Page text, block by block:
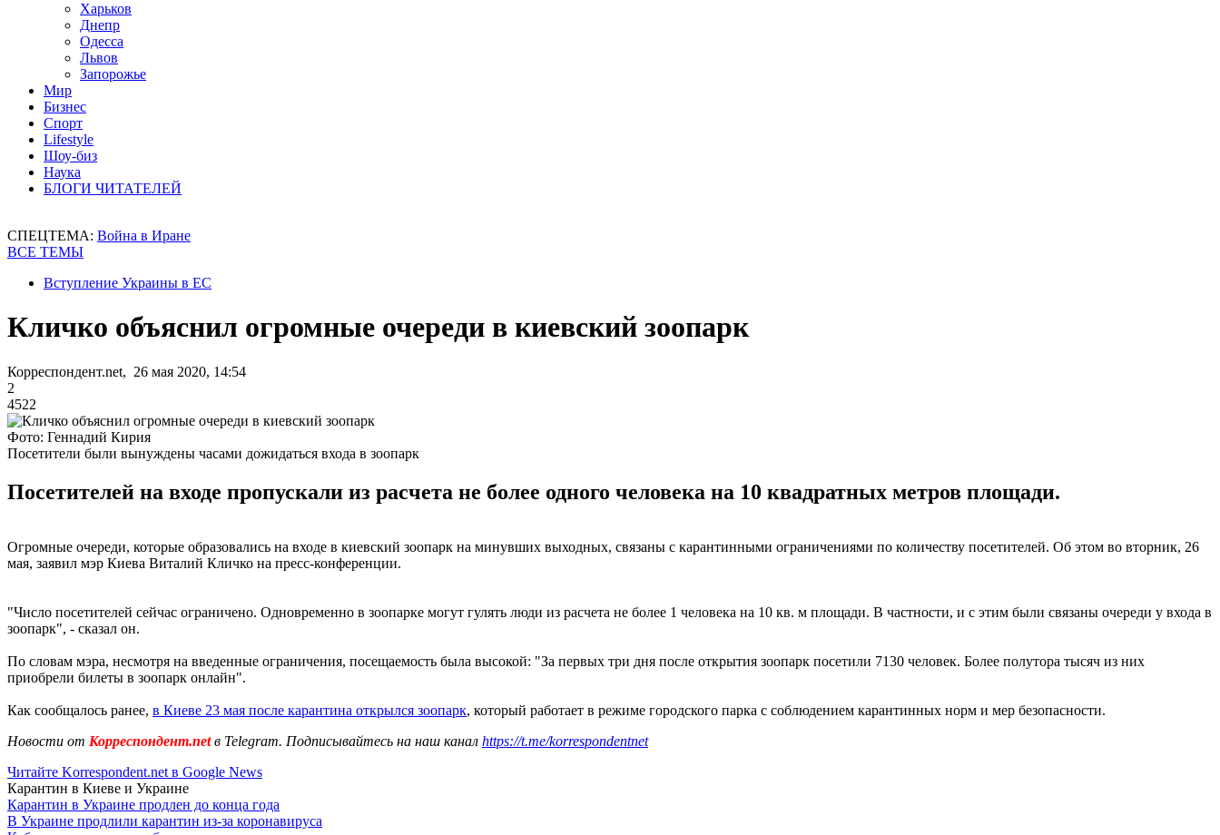
Харьков
Днепр
Одесса
Львов
Запорожье
Мир
Бизнес
Спорт
Lifestyle
Шоу-биз
Наука
БЛОГИ ЧИТАТЕЛЕЙ
СПЕЦТЕМА: Война в Иране
ВСЕ ТЕМЫ
Вступление Украины в ЕС
Кличко объяснил огромные очереди в киевский зоопарк
Корреспондент.net, 26 мая 2020, 14:54
2
4522
Фото: Геннадий Кирия
Посетители были вынуждены часами дожидаться входа в зоопарк
Посетителей на входе пропускали из расчета не более одного человека на 10 квадратных метров площади.
Огромные очереди, которые образовались на входе в киевский зоопарк на минувших выходных, связаны с карантинными ограничениями по количеству посетителей. Об этом во вторник, 26
мая, заявил мэр Киева Виталий Кличко на пресс-конференции.
"Число посетителей сейчас ограничено. Одновременно в зоопарке могут гулять люди из расчета не более 1 человека на 10 кв. м площади. В частности, и с этим были связаны очереди у входа в
зоопарк", - сказал он.
По словам мэра, несмотря на введенные ограничения, посещаемость была высокой: "За первых три дня после открытия зоопарк посетили 7130 человек. Более полутора тысяч из них
приобрели билеты в зоопарк онлайн".
Как сообщалось ранее, в Киеве 23 мая после карантина открылся зоопарк, который работает в режиме городского парка с соблюдением карантинных норм и мер безопасности.
Новости от Корреспондент.netв Telegram. Подписывайтесь на наш канал https://t.me/korrespondentnet
Читайте Korrespondent.net в Google News
Карантин в Киеве и Украине
Карантин в Украине продлен до конца года
В Украине продлили карантин из-за коронавируса